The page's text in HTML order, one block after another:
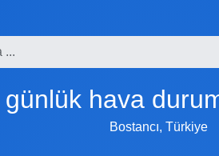
günlük hava
Bostancı, Türkiye